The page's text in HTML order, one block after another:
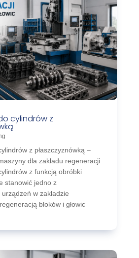
cylindrów z
z płaszczyznówką –
dla zakładu regeneracji
z funkcją obróbki
stanowić jedno z
w zakładzie
bloków i głowic